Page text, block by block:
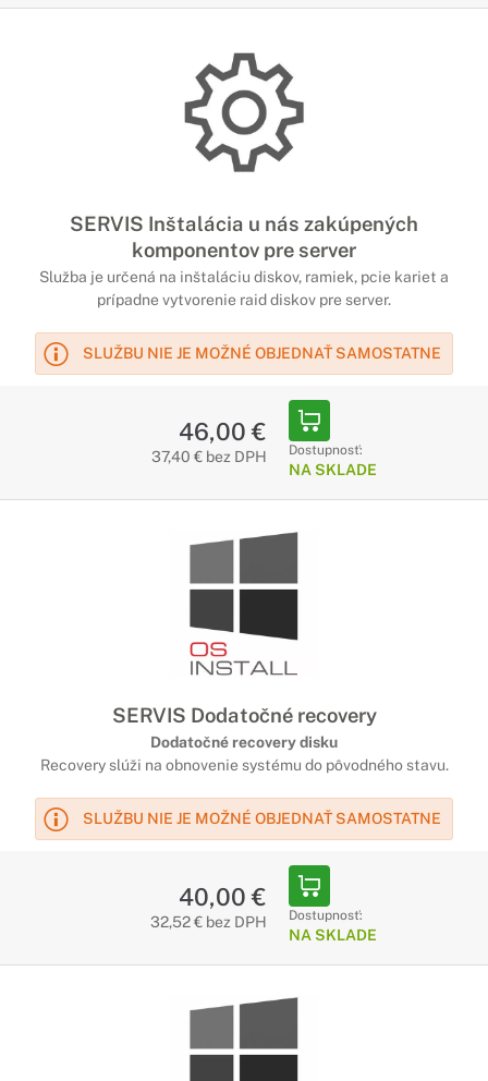
SERVIS Inštalácia u nás zakúpených
komponentov pre server
Služba je určená na inštaláciu diskov, ramiek, pcie kariet a
prípadne vytvorenie raid diskov pre server.
SLUŽBU NIE JE MOŽNÉ OBJEDNAŤ SAMOSTATNE
46,00 €
37,40 € bez DPH Dostupnosť:
NA SKLADE
SERVIS Dodatočné recovery
Dodatočné recovery disku
Recovery slúži na obnovenie systému do pôvodného stavu.
SLUŽBU NIE JE MOŽNÉ OBJEDNAŤ SAMOSTATNE
40,00 €
32,52 € bez DPH Dostupnosť:
NA SKLADE